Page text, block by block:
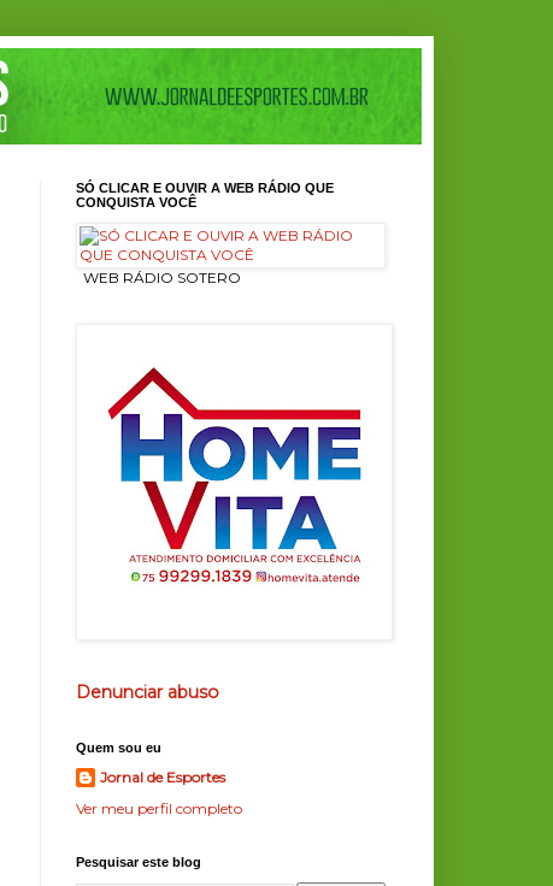
SÓ CLICAR E OUVIR A WEB RÁDIO QUE
CONQUISTA VOCÊ
ㅤ WEB RÁDIO SOTERO
Denunciar abuso
Quem sou eu
Jornal de Esportes
Ver meu perfil completo
Pesquisar este blog